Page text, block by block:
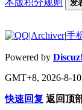
发
|Archiver|手
Powered by Discuz!
GMT+8, 2026-8-
快速回复 返回顶